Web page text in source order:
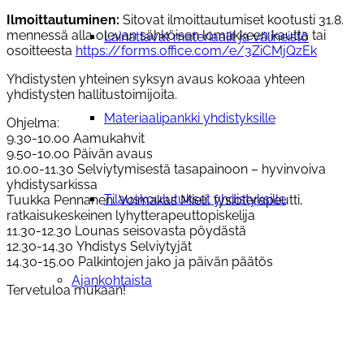
Lainattavat materiaalit ja välineistö
Materiaalipankki yhdistyksille
Tilauskoulutukset yhdistyksille
Ajankohtaista
Ilmoittautuminen: Sitovat ilmoittautumiset kootusti 31.8.
mennessä alla olevan sähköisen lomakkeen kautta tai
osoitteesta https://forms.office.com/e/3ZiCMjQzEk
Yhdistysten yhteinen syksyn avaus kokoaa yhteen
yhdistysten hallitustoimijoita.
Ohjelma:
9.30-10.00 Aamukahvit
9.50-10.00 Päivän avaus
10.00-11.30 Selviytymisestä tasapainoon – hyvinvoiva
yhdistysarkissa
Tuukka Pennanen, Voimakas Mieli, fysioterapeutti,
ratkaisukeskeinen lyhytterapeuttopiskelija
11.30-12.30 Lounas seisovasta pöydästä
12.30-14.30 Yhdistys Selviytyjät
14.30-15.00 Palkintojen jako ja päivän päätös
Tervetuloa mukaan!